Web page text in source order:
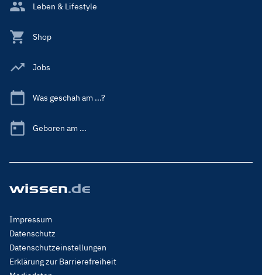
Leben & Lifestyle
Shop
Jobs
Was geschah am ...?
Geboren am ...
Footer
Menu
Legal
Impressum
Datenschutz
Datenschutzeinstellungen
Erklärung zur Barrierefreiheit